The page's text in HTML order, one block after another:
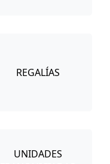
REGALÍAS
UNIDADES